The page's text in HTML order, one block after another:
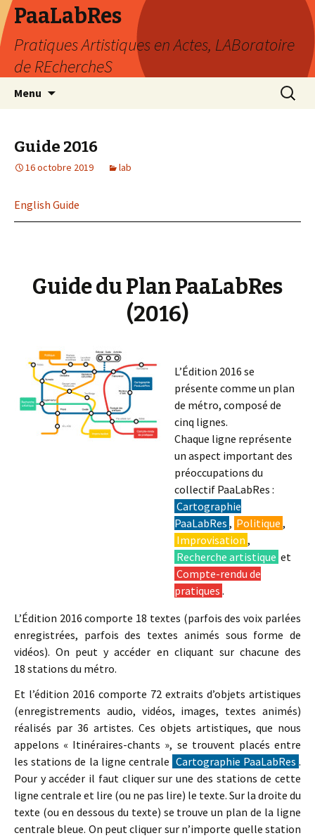
PaaLabRes
Pratiques Artistiques en Actes, LABoratoire
de REchercheS
Menu
Guide 2016
16 octobre 2019 lab
English Guide
Guide du Plan PaaLabRes
(2016)
L’Édition 2016 se
présente comme un plan
de métro, composé de
cinq lignes.
Chaque ligne représente
un aspect important des
préoccupations du
collectif PaaLabRes :
Cartographie
PaaLabRes , Politique ,
Improvisation ,
Recherche artistique et
Compte-rendu de
pratiques .
L’Édition 2016 comporte 18 textes (parfois des voix parlées
enregistrées, parfois des textes animés sous forme de
vidéos). On peut y accéder en cliquant sur chacune des
18 stations du métro.
Et l’édition 2016 comporte 72 extraits d’objets artistiques
(enregistrements audio, vidéos, images, textes animés)
réalisés par 36 artistes. Ces objets artistiques, que nous
appelons « Itinéraires-chants », se trouvent placés entre
les stations de la ligne centrale Cartographie PaaLabRes.
Pour y accéder il faut cliquer sur une des stations de cette
ligne centrale et lire (ou ne pas lire) le texte. Sur la droite du
texte (ou en dessous du texte) se trouve un plan de la ligne
centrale bleue. On peut cliquer sur n’importe quelle station